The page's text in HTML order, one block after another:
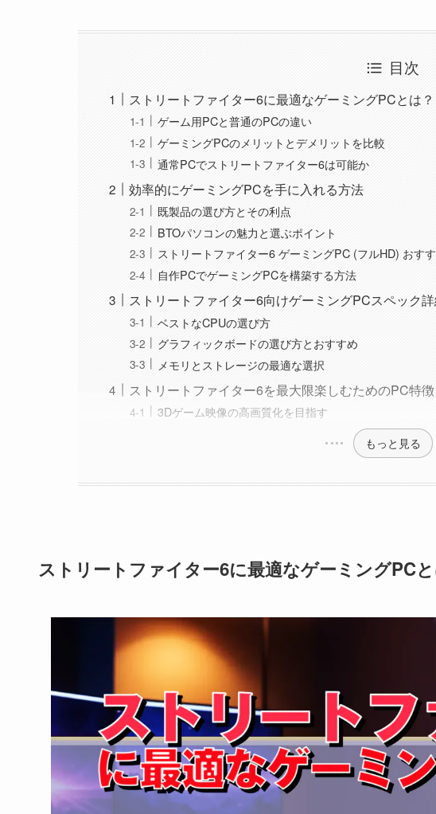
目次
ストリートファイター6に最適なゲーミングPCとは？
ゲーム用PCと普通のPCの違い
ゲーミングPCのメリットとデメリットを比較
通常PCでストリートファイター6は可能か
効率的にゲーミングPCを手に入れる方法
既製品の選び方とその利点
BTOパソコンの魅力と選ぶポイント
ストリートファイター6 ゲーミングPC (フルHD) おす
自作PCでゲーミングPCを構築する方法
ストリートファイター6向けゲーミングPCスペック
ベストなCPUの選び方
グラフィックボードの選び方とおすすめ
メモリとストレージの最適な選択
ストリートファイター6を最大限楽しむためのPC特徴
3Dゲーム映像の高画質化を目指す
もっと見る
ストリートファイター6に最適なゲーミングPCと